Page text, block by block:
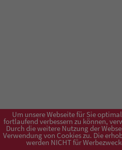
Um unsere Webseite für Sie
fortlaufend verbessern zu können,
Durch die weitere Nutzung der
Verwendung von Cookies zu. Die
werden NICHT für
Impressum AGB